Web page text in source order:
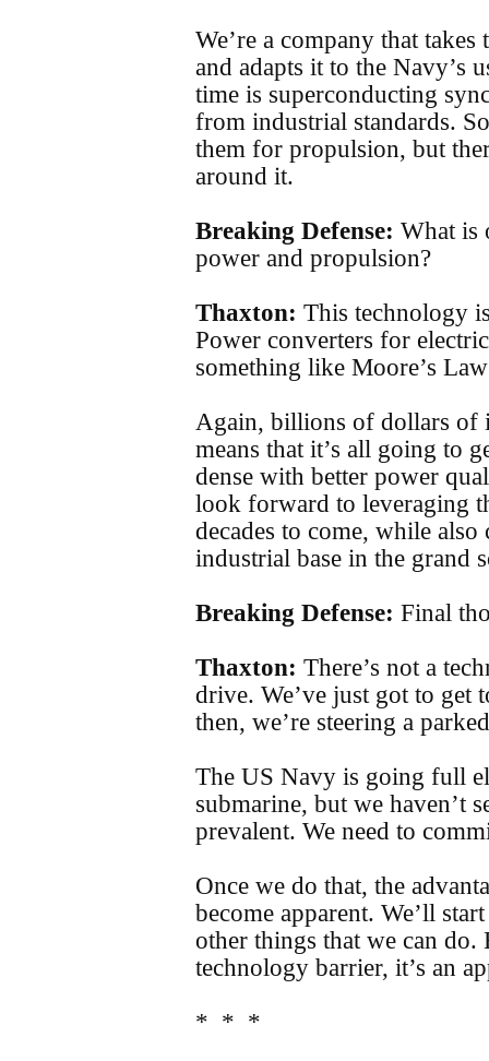
We’re a company that
and adapts it to the Navy’s
time is superconducting
from industrial standards.
them for propulsion, but
around it.
Breaking Defense: What is
power and propulsion?
Thaxton: This technology
Power converters for
something like Moore’s
Again, billions of dollars of
means that it’s all going to
dense with better power
look forward to leveraging
decades to come, while
industrial base in the grand
Breaking Defense: Final
Thaxton: There’s not a
drive. We’ve just got to get
then, we’re steering a
The US Navy is going full
submarine, but we haven’t
prevalent. We need to
Once we do that, the
become apparent. We’ll
other things that we can
technology barrier, it’s an
* * *